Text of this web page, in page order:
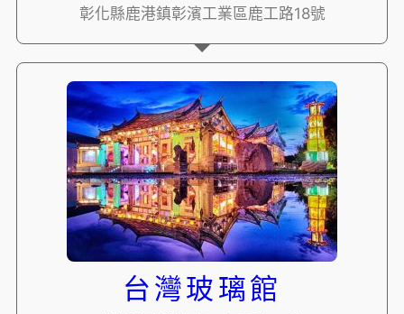
彰化縣鹿港鎮彰濱工業區鹿工路18號
台灣玻璃館